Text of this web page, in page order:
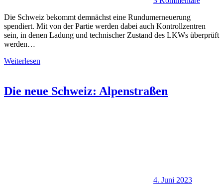
Die Schweiz bekommt demnächst eine Rundumerneuerung
spendiert. Mit von der Partie werden dabei auch Kontrollzentren
sein, in denen Ladung und technischer Zustand des LKWs überprüft
werden…
Weiterlesen
Die neue Schweiz: Alpenstraßen
4. Juni 2023